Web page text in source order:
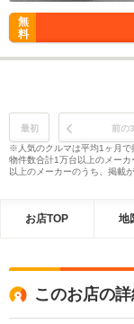
無
料
最初 前の
※人気のクルマは平均1ヶ月で
物件数合計1万台以上のメー
以上のメーカーのうち、掲載
お店TOP 地
このお店の